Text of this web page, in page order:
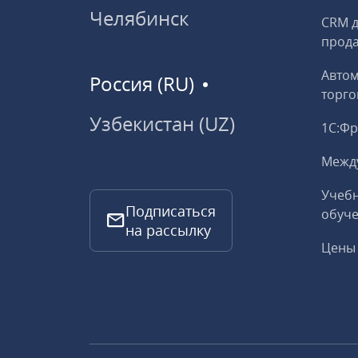
Челябинск
Россия (RU)
Узбекистан (UZ)
Подписаться
на рассылку
CRM
Цены